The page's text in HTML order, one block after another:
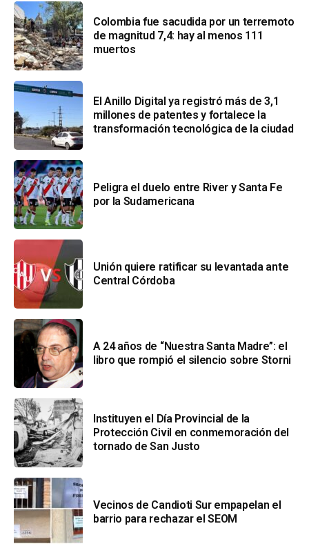
Colombia fue sacudida por un terremoto
de magnitud 7,4: hay al menos 111
muertos
El Anillo Digital ya registró más de 3,1
millones de patentes y fortalece la
transformación tecnológica de la ciudad
Peligra el duelo entre River y Santa Fe
por la Sudamericana
Unión quiere ratificar su levantada ante
Central Córdoba
A 24 años de “Nuestra Santa Madre”: el
libro que rompió el silencio sobre Storni
Instituyen el Día Provincial de la
Protección Civil en conmemoración del
tornado de San Justo
Vecinos de Candioti Sur empapelan el
barrio para rechazar el SEOM